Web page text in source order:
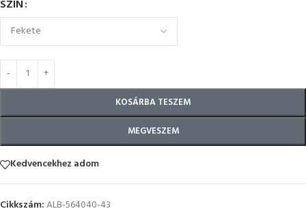
SZÍN
KOSÁRBA TESZEM
MEGVESZEM
Kedvencekhez adom
Cikkszám:ALB-564040-43